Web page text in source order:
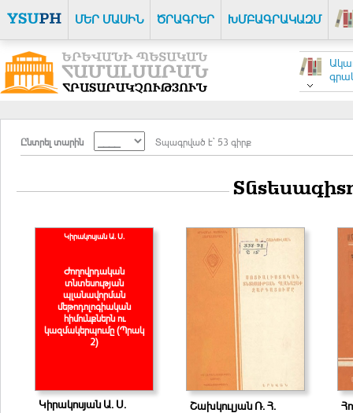
ՄԵՐ ՄԱՍԻՆ ԾՐԱԳՐԵՐ ԽՄԲԱԳՐԱԿԱԶՄ
Ընտրել տարին Տպագրված է` 53 գիրք
Կիրակոսյան Ա. Ս.
Ժողովրդական
տնտեսության
պլանավորման
մեթոդոլոգիական
հիմունքներն ու
կազմակերպումը (Պրակ
2)
Կիրակոսյան Ա. Ս.
Շախկուլյան Ռ. Հ.